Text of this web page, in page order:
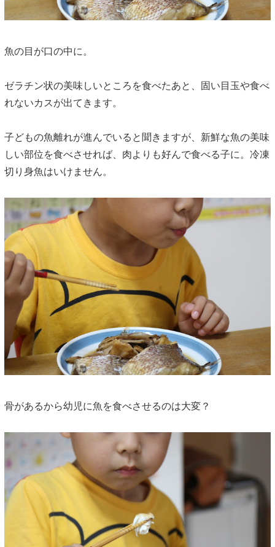
魚の目が口の中に。
ゼラチン状の美味しいところを食べたあと、固い目玉や食べ
れないカスが出てきます。
子どもの魚離れが進んでいると聞きますが、新鮮な魚の美味
しい部位を食べさせれば、肉よりも好んで食べる子に。冷凍
切り身魚はいけません。
骨があるから幼児に魚を食べさせるのは大変？